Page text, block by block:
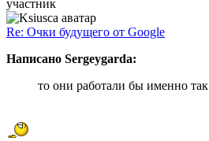
участник
Re: Очки будущего от Google
Написано Sergeygarda:
то они работали бы именно так